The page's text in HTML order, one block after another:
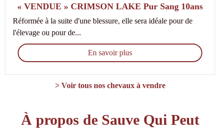
« VENDUE » CRIMSON LAKE Pur Sang 10ans
Réformée à la suite d'une blessure, elle sera idéale pour de
l'élevage ou pour de...
En savoir plus
> Voir tous nos chevaux à vendre
À propos de Sauve Qui Peut